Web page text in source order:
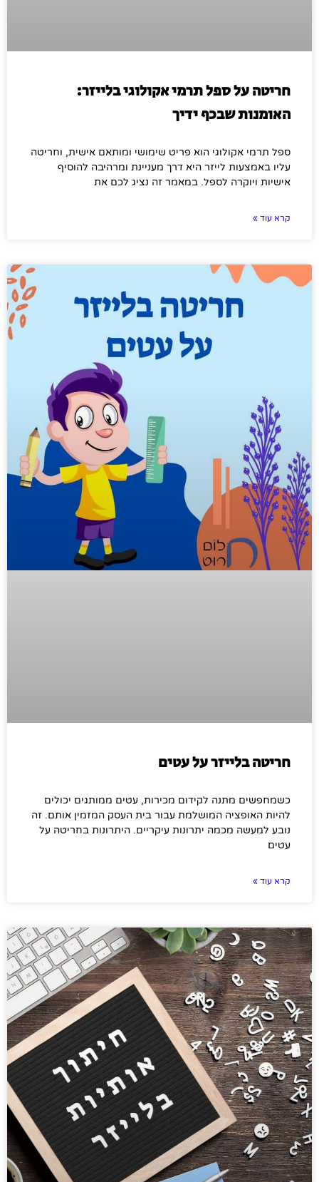
חריטה על ספל תרמי אקולוגי בלייזר:
האומנות שבכף ידיך
ספל תרמי אקולוגי הוא פריט שימושי ומותאם אישית, וחריטה
עליו באמצעות לייזר היא דרך מעניינת ומרהיבה להוסיף
אישיות ויוקרה לספל. במאמר זה נציג לכם את
קרא עוד »
חריטה בלייזר על עטים
כשמחפשים מתנה לקידום מכירות, עטים ממותגים יכולים
להיות האופציה המושלמת עבור בית העסק המזמין אותם. זה
נובע למעשה מכמה יתרונות עיקריים. היתרונות בחריטה על
עטים
קרא עוד »